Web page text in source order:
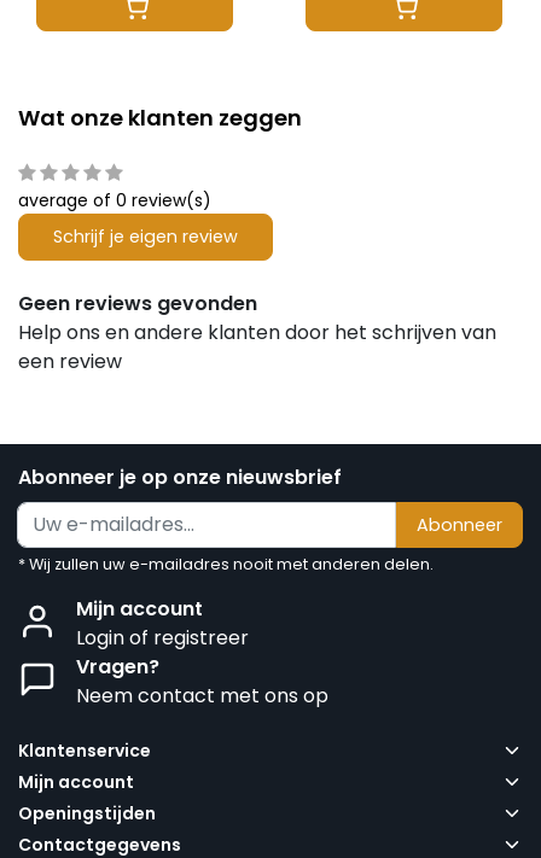
Wat onze klanten zeggen
average of 0 review(s)
Schrijf je eigen review
Geen reviews gevonden
Help ons en andere klanten door het schrijven van
een review
Abonneer je op onze nieuwsbrief
Abonneer
* Wij zullen uw e-mailadres nooit met anderen delen.
Mijn account
Login of registreer
Vragen?
Neem contact met ons op
Klantenservice
Mijn account
Openingstijden
Contactgegevens